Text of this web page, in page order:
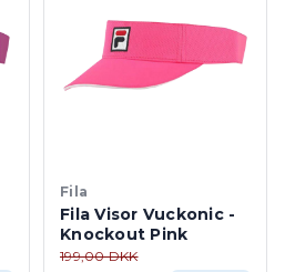
Fila
Fila Visor Vuckonic -
Knockout Pink
199,00 DKK